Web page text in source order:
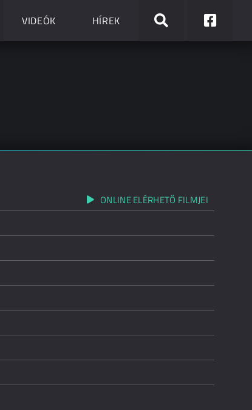
VIDEÓK HÍREK
ONLINE ELÉRHETŐ FILMJEI